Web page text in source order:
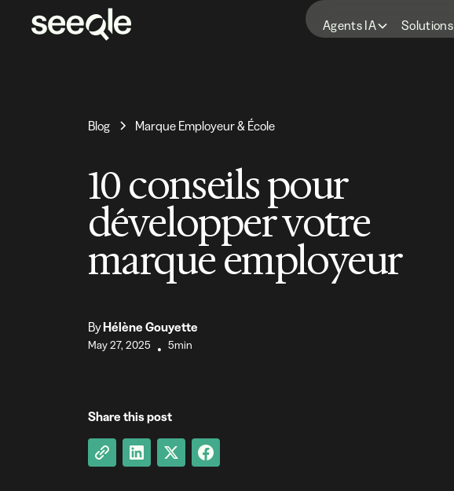
Agents IA Solutions
Blog Marque Employeur & École
10 conseils pour
développer votre
marque employeur
ByHélène Gouyette
May 27, 2025 • 5min
Share this post